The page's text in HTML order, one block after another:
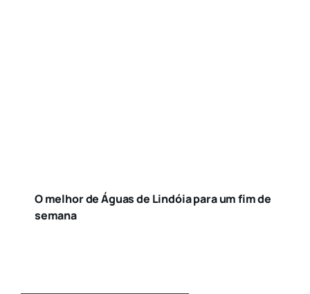
O melhor de Águas de Lindóia para um fim de
semana